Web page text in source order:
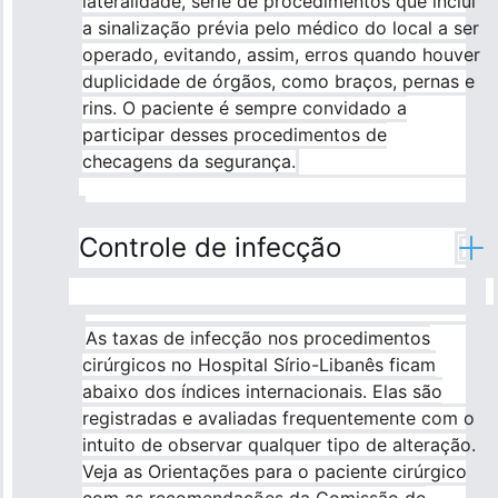
a sinalização prévia pelo médico do local a ser
operado, evitando, assim, erros quando houver
duplicidade de órgãos, como braços, pernas e
rins. O paciente é sempre convidado a
participar desses procedimentos de
checagens da segurança.
Controle de infecção
As taxas de infecção nos procedimentos
cirúrgicos no Hospital Sírio-Libanês ficam
abaixo dos índices internacionais. Elas são
registradas e avaliadas frequentemente com o
intuito de observar qualquer tipo de alteração.
Veja as Orientações para o paciente cirúrgico